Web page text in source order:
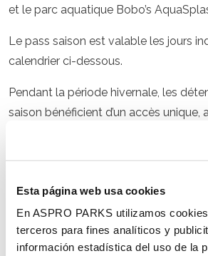
Esta página web usa cookies
En ASPRO PARKS utilizamos
terceros para fines analíticos y
información estadística del uso de la
et le parc aquatique Bobo’s
Le pass saison est valable les jours
calendrier ci-dessous.
Pendant la période hivernale, les
saison bénéficient d’un accès unique,
1 séance de patinage gratuite :
Sur présentation de votre pass saison
de patinage gratuite, location de
Consultez la page de la patinoire